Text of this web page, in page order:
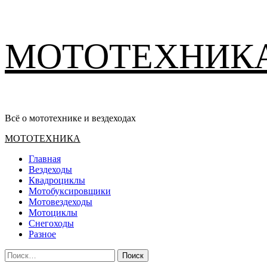
содержимому
Всё о мототехнике и вездеходах
Основное
МОТОТЕХНИКА
Главная
Вездеходы
Квадроциклы
Мотобуксировщики
Мотовездеходы
Мотоциклы
Снегоходы
Разное
Найти: